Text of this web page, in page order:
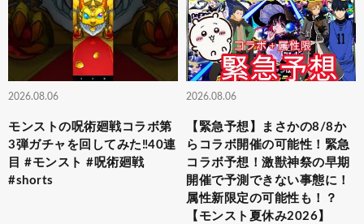
2026.08.06
モンストの呪術廻戦コラボ第
3弾ガチャを回してみた‼️40連
目 #モンスト #呪術廻戦
#shorts
2026.08.06
【緊急予想】まさかの8/8か
らコラボ開催の可能性！緊急
コラボ予想！激獣神祭の早期
開催で予測できない事態に！
属性新限定の可能性も！？
【モンスト夏休み2026】